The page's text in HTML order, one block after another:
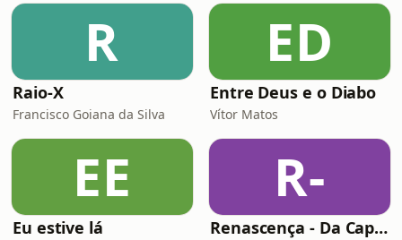
R
Raio-X
Francisco Goiana da Silva
ED
Entre Deus e o Diabo
Vítor Matos
EE
Eu estive lá
R-
Renascença - Da Capa à Contracapa